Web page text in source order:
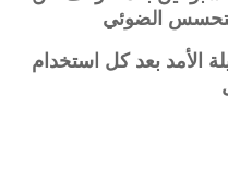
الضوئي
الأمد بعد كل استخدام